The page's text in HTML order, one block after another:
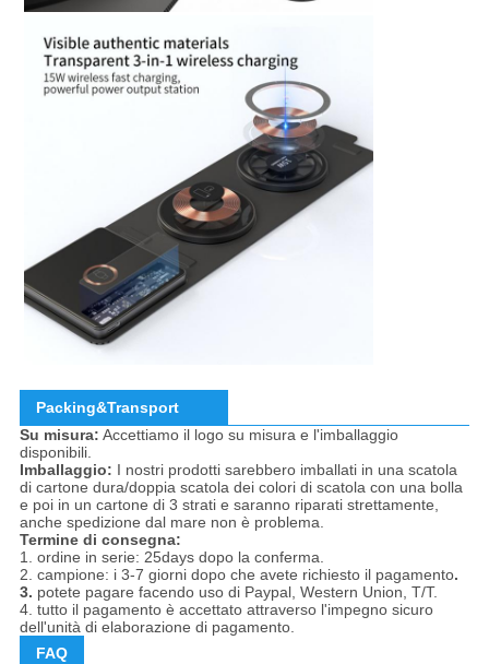
Packing&Transport
Su misura: Accettiamo il logo su misura e l'imballaggio
disponibili.
Imballaggio: I nostri prodotti sarebbero imballati in una scatola
di cartone dura/doppia scatola dei colori di scatola con una bolla
e poi in un cartone di 3 strati e saranno riparati strettamente,
anche spedizione dal mare non è problema.
Termine di consegna:
1. ordine in serie: 25days dopo la conferma.
2. campione: i 3-7 giorni dopo che avete richiesto il pagamento.
3. potete pagare facendo uso di Paypal, Western Union, T/T.
4. tutto il pagamento è accettato attraverso l'impegno sicuro
dell'unità di elaborazione di pagamento.
FAQ